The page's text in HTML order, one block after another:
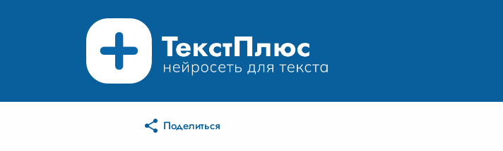
Поделиться